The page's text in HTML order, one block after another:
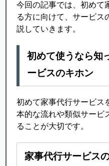
今回の記事では、初めて
る方に向けて、サービス
説していきます。
初めて使うなら知
ービスのキホン
初めて家事代行サービス
本的な流れや類似サービ
ることが大切です。
家事代行サービス